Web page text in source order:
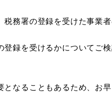
税務署の登録を受けた事業
登録を受けるかについてご
となることもあるため、お